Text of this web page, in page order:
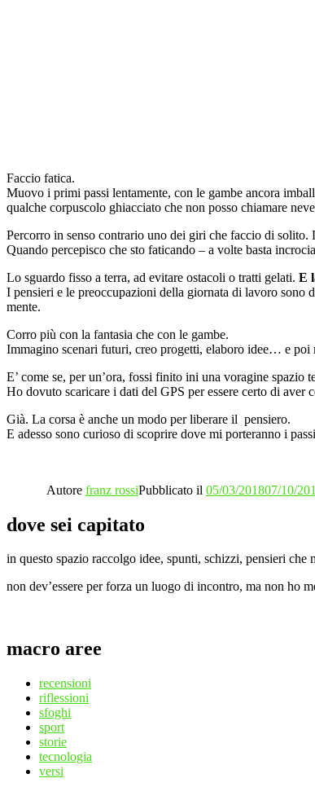
Faccio fatica.
Muovo i primi passi lentamente, con le gambe ancora
qualche corpuscolo ghiacciato che non posso chiamare
Percorro in senso contrario uno dei giri che faccio di solito.
Quando percepisco che sto faticando – a volte basta
Lo sguardo fisso a terra, ad evitare ostacoli o tratti gelati. E
I pensieri e le preoccupazioni della giornata di lavoro sono
mente.
Corro più con la fantasia che con le gambe.
Immagino scenari futuri, creo progetti, elaboro idee… e poi
E’ come se, per un’ora, fossi finito ini una voragine spazio
Ho dovuto scaricare i dati del GPS per essere certo di
Già. La corsa è anche un modo per liberare il pensiero.
E adesso sono curioso di scoprire dove mi porteranno i
Autore franz rossiPubblicato il 05/03/201807/10/
dove sei capitato
in questo spazio raccolgo idee, spunti, schizzi, pensieri
non dev’essere per forza un luogo di incontro, ma non ho
macro aree
recensioni
riflessioni
sfoghi
sport
storie
tecnologia
versi